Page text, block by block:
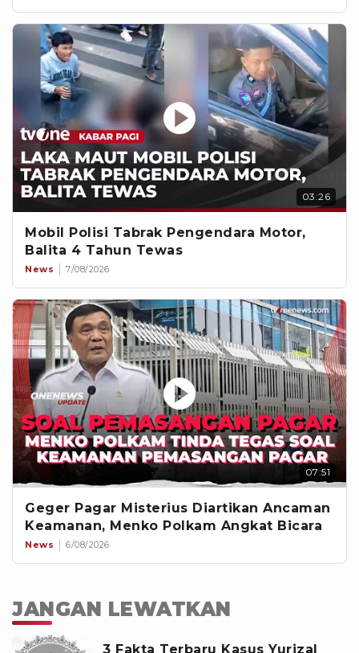
03:26
Mobil Polisi Tabrak Pengendara Motor,
Balita 4 Tahun Tewas
News 7/08/2026
07:51
Geger Pagar Misterius Diartikan Ancaman
Keamanan, Menko Polkam Angkat Bicara
News 6/08/2026
JANGAN LEWATKAN
3 Fakta Terbaru Kasus Yurizal